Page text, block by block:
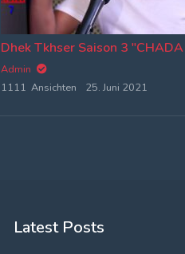
Admin
1111 Ansichten
25. Juni 2021
Latest Posts